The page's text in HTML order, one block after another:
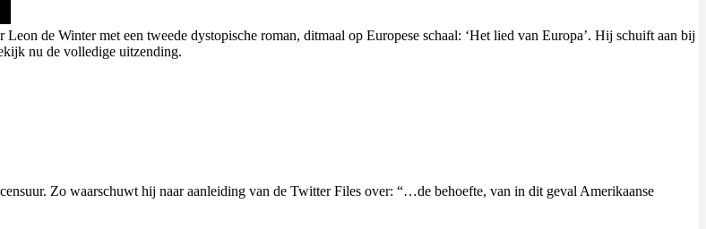
de Winter met een tweede dystopische roman, ditmaal op Europese schaal: ‘Het lied van Europa’. Hij schuift aan bij
nu de volledige uitzending.
Zo waarschuwt hij naar aanleiding van de Twitter Files over: “…de behoefte, van in dit geval Amerikaanse